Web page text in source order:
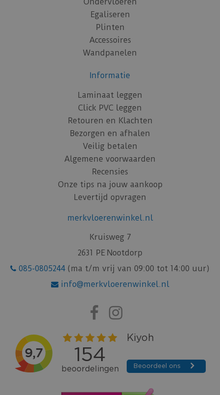
Egaliseren
Plinten
Accessoires
Wandpanelen
Informatie
Laminaat leggen
Click PVC leggen
Retouren en Klachten
Bezorgen en afhalen
Veilig betalen
Algemene voorwaarden
Recensies
Onze tips na jouw aankoop
Levertijd opvragen
merkvloerenwinkel.nl
Kruisweg 7
2631 PE Nootdorp
085-0805244 (ma t/m vrij van 09:00 tot 14:00 uur)
info@merkvloerenwinkel.nl